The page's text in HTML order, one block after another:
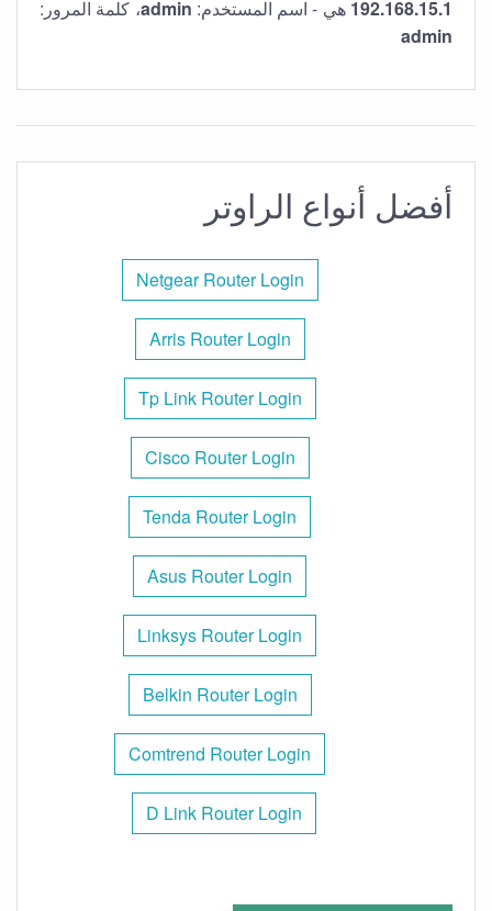
192.168.15.1 هي - اسم المستخدم: admin، كلمة المرور:
admin
أفضل أنواع الراوتر
Netgear Router Login
Arris Router Login
Tp Link Router Login
Cisco Router Login
Tenda Router Login
Asus Router Login
Linksys Router Login
Belkin Router Login
Comtrend Router Login
D Link Router Login